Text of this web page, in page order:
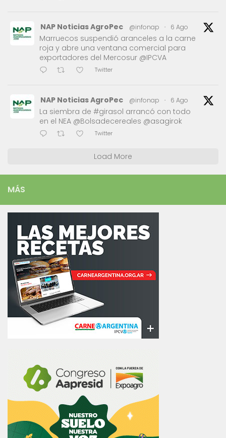
NAP Noticias AgroPec @infonap · 6 Ago
Marruecos suspendió aranceles a la carne
roja y abre una ventana comercial para
exportadores del Mercosur @IPCVA
Twitter
NAP Noticias AgroPec @infonap · 6 Ago
La siembra de #girasol arrancó con todo
en el NEA @Bolsadecereales @asagirok
Twitter
Load More
MÁS